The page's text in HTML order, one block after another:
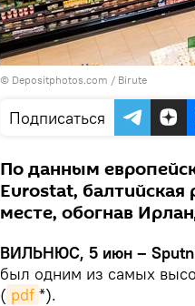
© Depositphotos.com / Birute
Подписаться
По данным
Eurostat,
месте, обогнав
ВИЛЬНЮС, 5 июн –
был одним из самых
( pdf *).